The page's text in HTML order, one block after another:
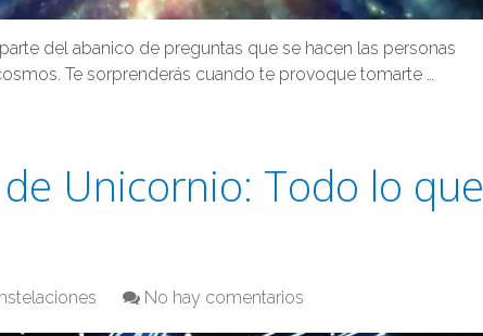
del abanico de preguntas que se hacen las personas
Te sorprenderás cuando te provoque tomarte …
Unicornio: Todo lo que
No hay comentarios